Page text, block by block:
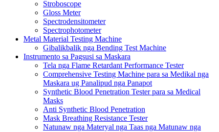
Stroboscope
Gloss Meter
Spectrodensitometer
Spectrophotometer
Metal Material Testing Machine
Gibalikbalik nga Bending Test Machine
Instrumento sa Pagsusi sa Maskara
Tela nga Flame Retardant Performance Tester
Comprehensive Testing Machine para sa Medikal nga
Maskara ug Panalipud nga Panapot
Synthetic Blood Penetration Tester para sa Medical
Masks
Anti Synthetic Blood Penetration
Mask Breathing Resistance Tester
Natunaw nga Materyal nga Taas nga Matunaw nga